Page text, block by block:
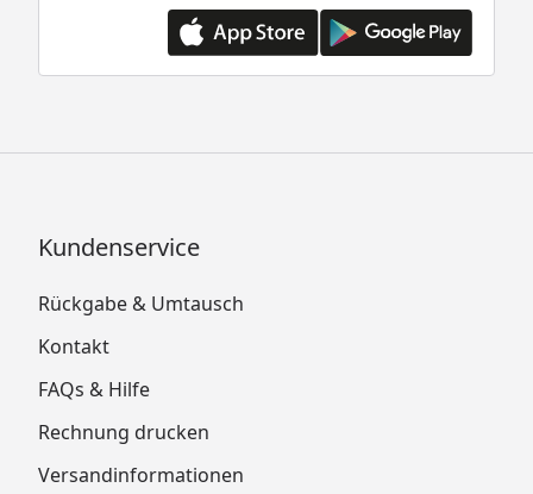
Kundenservice
Rückgabe & Umtausch
Kontakt
FAQs & Hilfe
Rechnung drucken
Versandinformationen